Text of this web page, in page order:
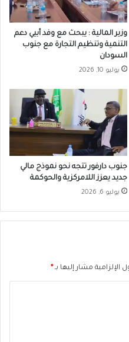
وزير المالية : يبحث مع وفد أبيي دعم
التنمية وتنظيم التجارة مع جنوب
السودان
يوليو 10, 2026
جنوب دارفور تتجه نحو نموذج مالي
جديد يعزز اللامركزية والحوكمة
يوليو 6, 2026
الإلزامية مشار إليها بـ *